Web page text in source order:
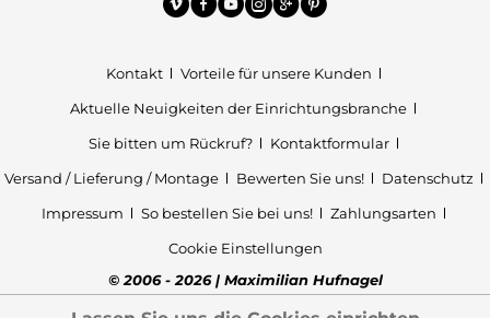
Kontakt
Vorteile für unsere Kunden
Aktuelle Neuigkeiten der Einrichtungsbranche
Sie bitten um Rückruf?
Kontaktformular
Versand / Lieferung / Montage
Bewerten Sie uns!
Datenschutz
Impressum
So bestellen Sie bei uns!
Zahlungsarten
Cookie Einstellungen
© 2006 - 2026 | Maximilian Hufnagel